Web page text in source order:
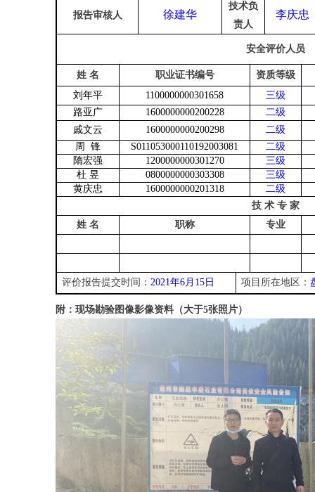
报告审核人 徐建华
技术负
责人
李庆忠
安全评价人员
姓 名 职业证书编号
资质等级
刘年平
1100000000301658
三级
路亚广
1600000000200228
二级
戚文云
1600000000200298
二级
周
锋 S011053000110192003081
二级
隋宏强
1200000000301270
三级
杜 昱
0800000000303308
三级
黄庆忠
1600000000201318
二级
技 术 专 家
姓 名
职称 专业
评价报告提交时间：2021年6月 15 日 项目所在地区：
附：现场勘验图像影像资料（大于5张照片）